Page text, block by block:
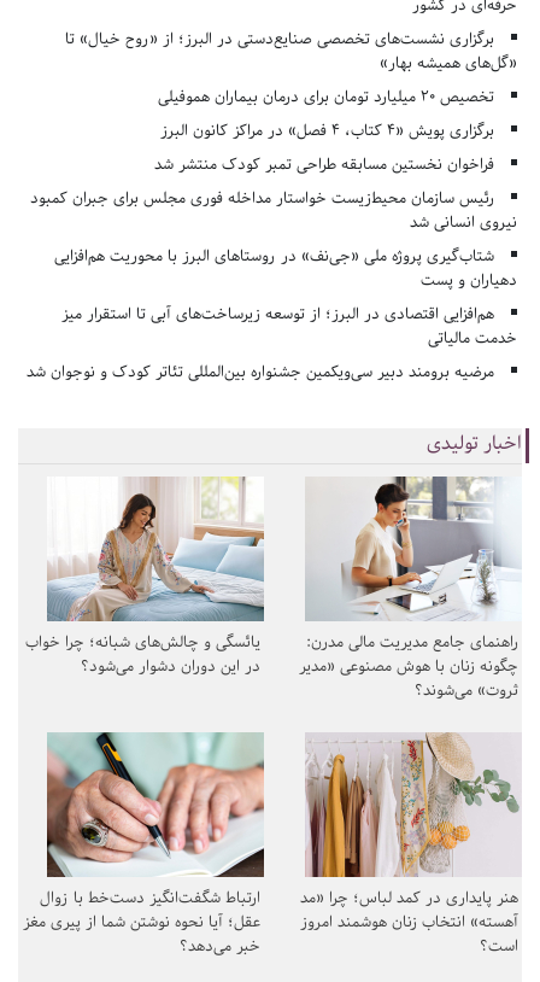
برگزاری نشست‌های تخصصی صنایع‌دستی در البرز؛ از «روح خیال» تا
«گل‌های همیشه بهار»
تخصیص ۲۰ میلیارد تومان برای درمان بیماران هموفیلی
برگزاری پویش «۴ کتاب، ۴ فصل» در مراکز کانون البرز
فراخوان نخستین مسابقه طراحی تمبر کودک منتشر شد
رئیس سازمان محیط‌زیست خواستار مداخله فوری مجلس برای جبران کمبود
نیروی انسانی شد
شتاب‌گیری پروژه ملی «جی‌نف» در روستاهای البرز با محوریت هم‌افزایی
دهیاران و پست
هم‌افزایی اقتصادی در البرز؛ از توسعه زیرساخت‌های آبی تا استقرار میز
خدمت مالیاتی
مرضیه برومند دبیر سی‌ویکمین جشنواره بین‌المللی تئاتر کودک و نوجوان شد
اخبار تولیدی
راهنمای جامع مدیریت مالی مدرن:
چگونه زنان با هوش مصنوعی «مدیر
ثروت» می‌شوند؟
یائسگی و چالش‌های شبانه؛ چرا خواب
در این دوران دشوار می‌شود؟
هنر پایداری در کمد لباس؛ چرا «مد
آهسته» انتخاب زنان هوشمند امروز
است؟
ارتباط شگفت‌انگیز دست‌خط با زوال
عقل؛ آیا نحوه نوشتن شما از پیری مغز
خبر می‌دهد؟